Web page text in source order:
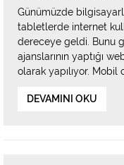
Günümüzde
tabletlerde internet
dereceye geldi. Bunu
ajanslarının yaptığı
olarak yapılıyor.
DEVAMINI OKU